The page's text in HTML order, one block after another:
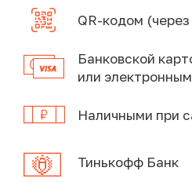
QR-кодом
Банковской
или
Наличными при
Тинькофф Банк